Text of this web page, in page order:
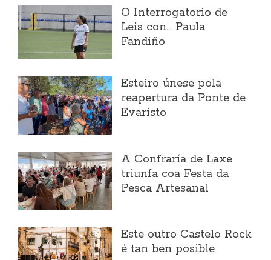
O Interrogatorio de
Leis con... Paula
Fandiño
Esteiro únese pola
reapertura da Ponte de
Evaristo
A Confraría de Laxe
triunfa coa Festa da
Pesca Artesanal
Este outro Castelo Rock
é tan ben posible